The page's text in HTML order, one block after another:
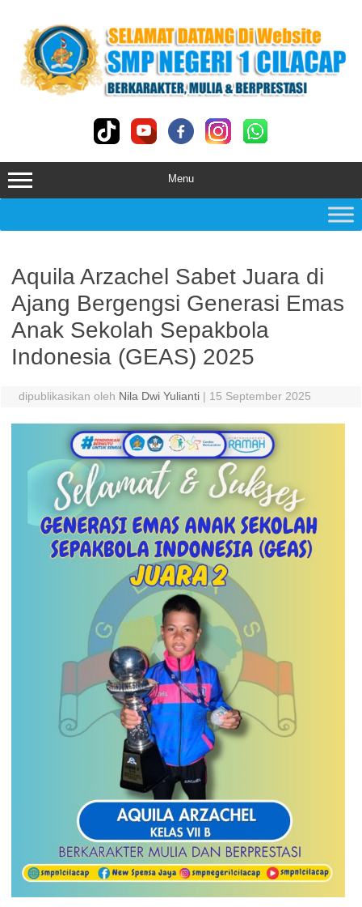
content
Menu
Aquila Arzachel Sabet Juara di
Ajang Bergengsi Generasi Emas
Anak Sekolah Sepakbola
Indonesia (GEAS) 2025
dipublikasikan oleh Nila Dwi Yulianti | 15 September 2025